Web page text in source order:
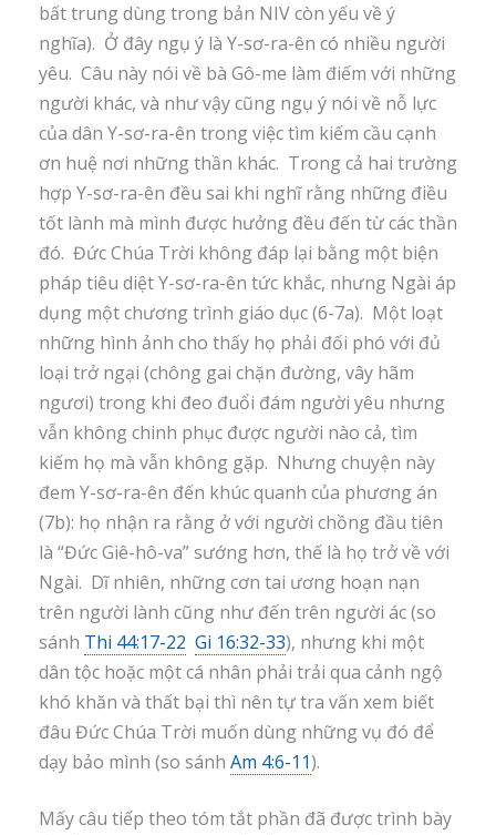
bất trung dùng trong bản NIV còn yếu về ý
nghĩa). Ở đây ngụ ý là Y-sơ-ra-ên có nhiều người
yêu. Câu này nói về bà Gô-me làm điếm với những
người khác, và như vậy cũng ngụ ý nói về nỗ lực
của dân Y-sơ-ra-ên trong việc tìm kiếm cầu cạnh
ơn huệ nơi những thần khác. Trong cả hai trường
hợp Y-sơ-ra-ên đều sai khi nghĩ rằng những điều
tốt lành mà mình được hưởng đều đến từ các thần
đó. Đức Chúa Trời không đáp lại bằng một biện
pháp tiêu diệt Y-sơ-ra-ên tức khắc, nhưng Ngài áp
dụng một chương trình giáo dục (6-7a). Một loạt
những hình ảnh cho thấy họ phải đối phó với đủ
loại trở ngại (chông gai chặn đường, vây hãm
ngươi) trong khi đeo đuổi đám người yêu nhưng
vẫn không chinh phục được người nào cả, tìm
kiếm họ mà vẫn không gặp. Nhưng chuyện này
đem Y-sơ-ra-ên đến khúc quanh của phương án
(7b): họ nhận ra rằng ở với người chồng đầu tiên
là “Đức Giê-hô-va” sướng hơn, thế là họ trở về với
Ngài. Dĩ nhiên, những cơn tai ương hoạn nạn
trên người lành cũng như đến trên người ác (so
sánh Thi 44:17-22 Gi 16:32-33), nhưng khi một
dân tộc hoặc một cá nhân phải trải qua cảnh ngộ
khó khăn và thất bại thì nên tự tra vấn xem biết
đâu Đức Chúa Trời muốn dùng những vụ đó để
dạy bảo mình (so sánh Am 4:6-11).
Mấy câu tiếp theo tóm tắt phần đã được trình bày